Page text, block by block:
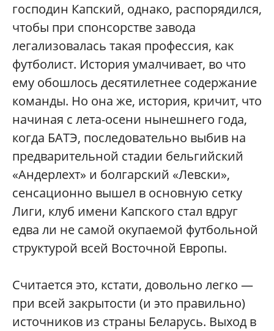
господин Капский, однако, распорядился,
чтобы при спонсорстве завода
легализовалась такая профессия, как
футболист. История умалчивает, во что
ему обошлось десятилетнее содержание
команды. Но она же, история, кричит, что
начиная с лета-осени нынешнего года,
когда БАТЭ, последовательно выбив на
предварительной стадии бельгийский
«Андерлехт» и болгарский «Левски»,
сенсационно вышел в основную сетку
Лиги, клуб имени Капского стал вдруг
едва ли не самой окупаемой футбольной
структурой всей Восточной Европы.
Считается это, кстати, довольно легко —
при всей закрытости (и это правильно)
источников из страны Беларусь. Выход в